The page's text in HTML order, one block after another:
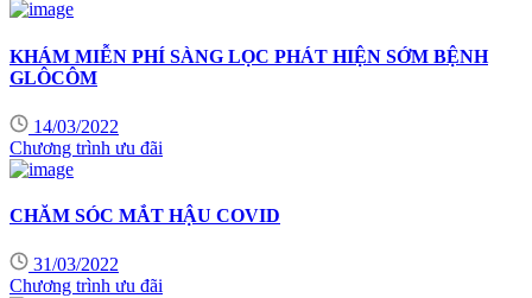
KHÁM MIỄN PHÍ SÀNG LỌC PHÁT HIỆN SỚM BỆNH
GLÔCÔM
14/03/2022
Chương trình ưu đãi
CHĂM SÓC MẮT HẬU COVID
31/03/2022
Chương trình ưu đãi